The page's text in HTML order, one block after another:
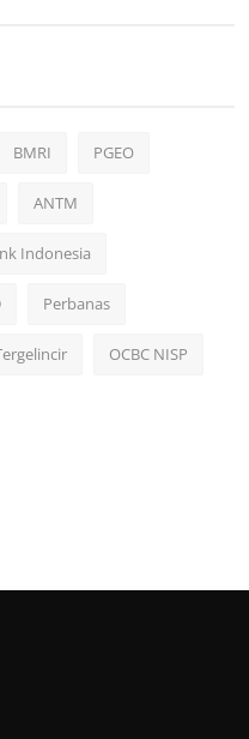
BMRI PGEO
ANTM
Indonesia
Perbanas
OCBC NISP